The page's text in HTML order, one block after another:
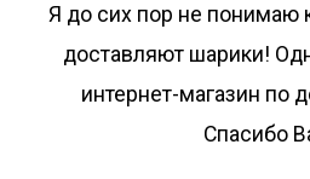
Я до сих пор не понимаю
доставляют шарики!
интернет-магазин по
Спасибо